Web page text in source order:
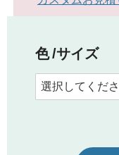
色 サイズ